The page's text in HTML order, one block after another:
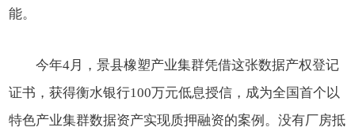
能。
今年4月，景县橡塑产业集群凭借这张数据产权登记
证书，获得衡水银行100万元低息授信，成为全国首个以
特色产业集群数据资产实现质押融资的案例。没有厂房抵